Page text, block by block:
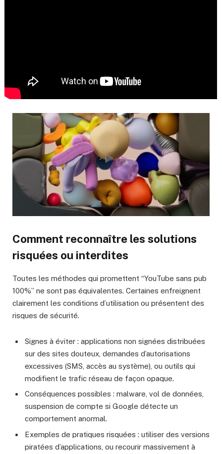
Comment reconnaître les solutions
risquées ou interdites
Toutes les méthodes qui promettent “YouTube sans pub
100%” ne sont pas équivalentes. Certaines enfreignent
clairement les conditions d’utilisation ou présentent des
risques de sécurité.
Signes à éviter : applications non signées distribuées
sur des sites douteux, demandes d’autorisations
excessives (SMS, accès au système), ou outils qui
modifient le trafic réseau de façon opaque.
Conséquences possibles : malware, vol de données,
suspension de compte si Google détecte un
comportement anormal.
Exemples de pratiques risquées : utiliser des versions
piratées d’applications, ou recourir massivement à